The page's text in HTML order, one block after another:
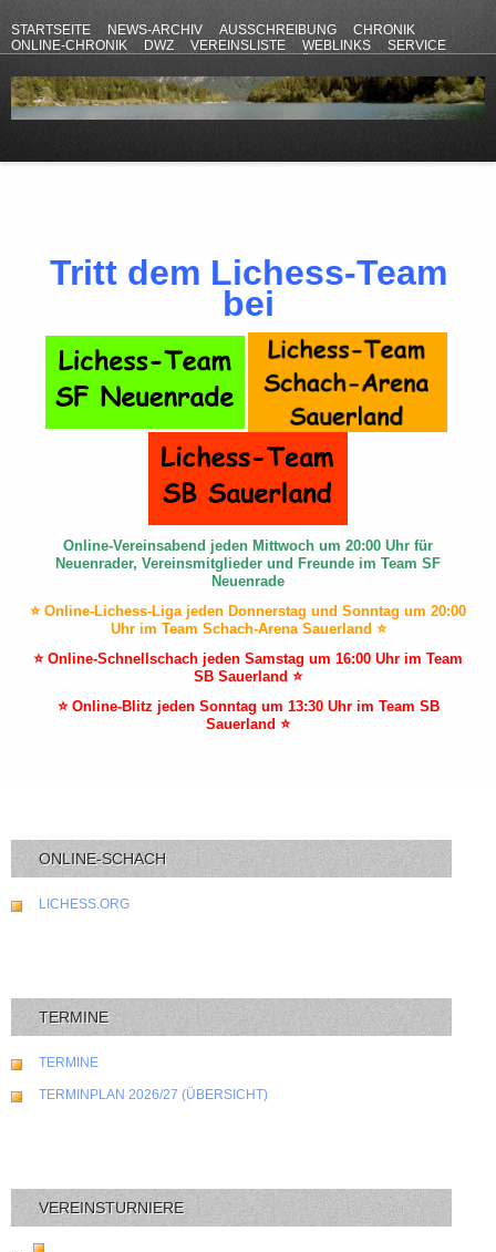
STARTSEITE NEWS-ARCHIV AUSSCHREIBUNG
CHRONIK
ONLINE-CHRONIK
DWZ VEREINSLISTE WEBLINKS
SERVICE
Tritt dem Lichess-Team
bei
Online-Vereinsabend jeden Mittwoch um 20:00 Uhr für
Neuenrader, Vereinsmitglieder und Freunde im Team SF
Neuenrade
⭐ Online-Lichess-Liga jeden Donnerstag und Sonntag um 20:00
Uhr im Team Schach-Arena Sauerland ⭐
⭐ Online-Schnellschach jeden Samstag um 16:00 Uhr im Team
SB Sauerland ⭐
⭐ Online-Blitz jeden Sonntag um 13:30 Uhr im Team SB
Sauerland ⭐
ONLINE-SCHACH
LICHESS.ORG
TERMINE
TERMINE
TERMINPLAN 2026/27 (ÜBERSICHT)
VEREINSTURNIERE